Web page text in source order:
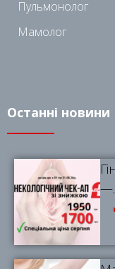
Пульмонолог
Мамолог
Останні новини